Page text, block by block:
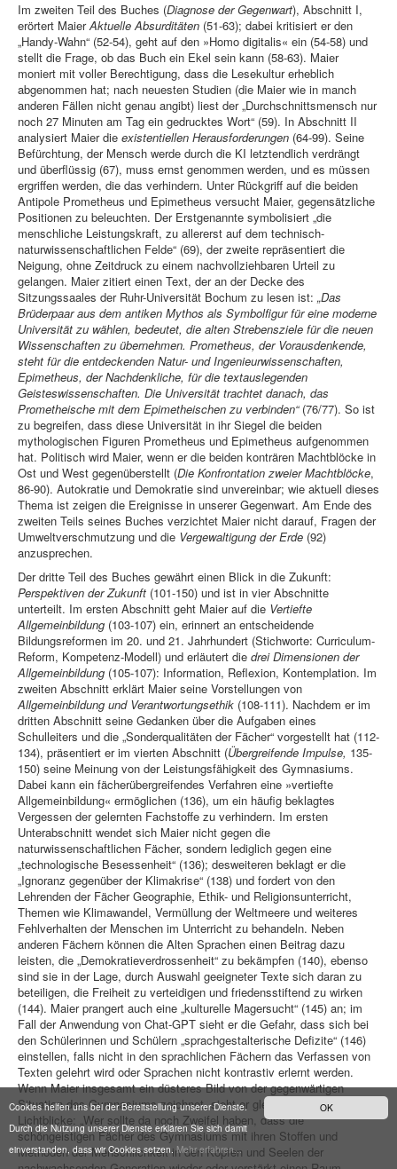
OK
Cookies helfen uns bei der Bereitstellung unserer Dienste.
Durch die Nutzung unserer Dienste erklären Sie sich damit
einverstanden, dass wir Cookies setzen.Mehr erfahren...
Im zweiten Teil des Buches (Diagnose der Gegenwart), Abschnitt I,
erörtert MaierAktuelle Absurditäten (51-63); dabei kritisiert er den
„Handy-Wahn“ (52-54), geht auf den »Homo digitalis« ein (54-58) und
stellt die Frage, ob das Buch ein Ekel sein kann (58-63). Maier
moniert mit voller Berechtigung, dass die Lesekultur erheblich
abgenommen hat; nach neuesten Studien (die Maier wie in manch
anderen Fällen nicht genau angibt) liest der „Durchschnittsmensch nur
noch 27 Minuten am Tag ein gedrucktes Wort“ (59). In Abschnitt II
analysiert Maier die existentiellen Herausforderungen (64-99). Seine
Befürchtung, der Mensch werde durch die KI letztendlich verdrängt
und überflüssig (67), muss ernst genommen werden, und es müssen
ergriffen werden, die das verhindern. Unter Rückgriff auf die beiden
Antipole Prometheus und Epimetheus versucht Maier, gegensätzliche
Positionen zu beleuchten. Der Erstgenannte symbolisiert „die
menschliche Leistungskraft, zu allererst auf dem technisch-
naturwissenschaftlichen Felde“ (69), der zweite repräsentiert die
Neigung, ohne Zeitdruck zu einem nachvollziehbaren Urteil zu
gelangen. Maier zitiert einen Text, der an der Decke des
Sitzungssaales der Ruhr-Universität Bochum zu lesen ist: „Das
Brüderpaar aus dem antiken Mythos als Symbolfigur für eine moderne
Universität zu wählen, bedeutet, die alten Strebensziele für die neuen
Wissenschaften zu übernehmen. Prometheus, der Vorausdenkende,
steht für die entdeckenden Natur- und Ingenieurwissenschaften,
Epimetheus, der Nachdenkliche, für die textauslegenden
Geisteswissenschaften. Die Universität trachtet danach, das
Prometheische mit dem Epimetheischen zu verbinden“ (76/77). So ist
zu begreifen, dass diese Universität in ihr Siegel die beiden
mythologischen Figuren Prometheus und Epimetheus aufgenommen
hat. Politisch wird Maier, wenn er die beiden konträren Machtblöcke in
Ost und West gegenüberstellt (Die Konfrontation zweier Machtblöcke,
86-90). Autokratie und Demokratie sind unvereinbar; wie aktuell dieses
Thema ist zeigen die Ereignisse in unserer Gegenwart. Am Ende des
zweiten Teils seines Buches verzichtet Maier nicht darauf, Fragen der
Umweltverschmutzung und die Vergewaltigung der Erde (92)
anzusprechen.
Der dritte Teil des Buches gewährt einen Blick in die Zukunft:
Perspektiven der Zukunft (101-150) und ist in vier Abschnitte
unterteilt. Im ersten Abschnitt geht Maier auf die Vertiefte
Allgemeinbildung (103-107) ein, erinnert an entscheidende
Bildungsreformen im 20. und 21. Jahrhundert (Stichworte: Curriculum-
Reform, Kompetenz-Modell) und erläutert die drei Dimensionen der
Allgemeinbildung (105-107): Information, Reflexion, Kontemplation. Im
zweiten Abschnitt erklärt Maier seine Vorstellungen von
Allgemeinbildung und Verantwortungsethik (108-111). Nachdem er im
dritten Abschnitt seine Gedanken über die Aufgaben eines
Schulleiters und die „Sonderqualitäten der Fächer“ vorgestellt hat (112-
134), präsentiert er im vierten Abschnitt (Übergreifende Impulse, 135-
150) seine Meinung von der Leistungsfähigkeit des Gymnasiums.
Dabei kann ein fächerübergreifendes Verfahren eine »vertiefte
Allgemeinbildung« ermöglichen (136), um ein häufig beklagtes
Vergessen der gelernten Fachstoffe zu verhindern. Im ersten
Unterabschnitt wendet sich Maier nicht gegen die
naturwissenschaftlichen Fächer, sondern lediglich gegen eine
„technologische Besessenheit“ (136); desweiteren beklagt er die
„Ignoranz gegenüber der Klimakrise“ (138) und fordert von den
Lehrenden der Fächer Geographie, Ethik- und Religionsunterricht,
Themen wie Klimawandel, Vermüllung der Weltmeere und weiteres
Fehlverhalten der Menschen im Unterricht zu behandeln. Neben
anderen Fächern können die Alten Sprachen einen Beitrag dazu
leisten, die „Demokratieverdrossenheit“ zu bekämpfen (140), ebenso
sind sie in der Lage, durch Auswahl geeigneter Texte sich daran zu
beteiligen, die Freiheit zu verteidigen und friedensstiftend zu wirken
(144). Maier prangert auch eine „kulturelle Magersucht“ (145) an; im
Fall der Anwendung von Chat-GPT sieht er die Gefahr, dass sich bei
den Schülerinnen und Schülern „sprachgestalterische Defizite“ (146)
einstellen, falls nicht in den sprachlichen Fächern das Verfassen von
Texten gelehrt wird oder Sprachen nicht kontrastiv erlernt werden.
Wenn Maier insgesamt ein düsteres Bild von der gegenwärtigen
Situation des Gymnasiums zeichnet, sieht er gleichwohl auch
Lichtblicke: „Wer sollte da noch Zweifel haben, dass die
schöngeistigen Fächer des Gymnasiums mit ihren Stoffen und
Methoden der Menschlichkeit in den Köpfen und Seelen der